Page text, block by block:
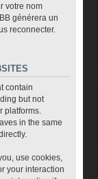
votre nom
générera un
reconnecter.
contain
but not
platforms.
in the same
use cookies,
your interaction